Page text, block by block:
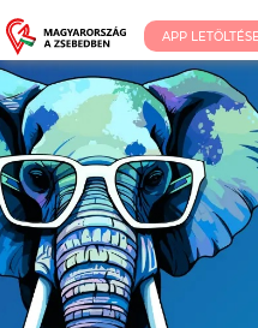
APP LETÖLTÉSE